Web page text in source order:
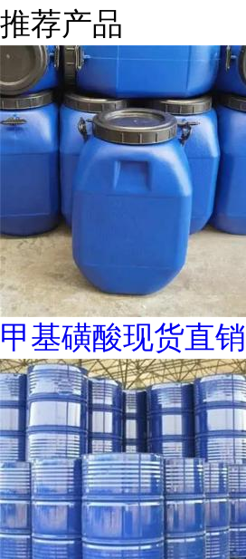
推荐产品
甲基磺酸现货直销